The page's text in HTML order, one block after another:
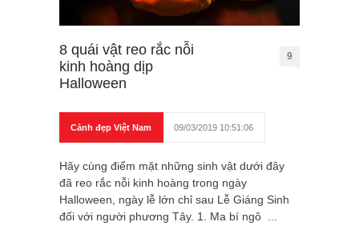
8 quái vật reo rắc nỗi
kinh hoàng dịp
Halloween
9
Cảnh đẹp Việt Nam 09/03/2019 10:51:06
Hãy cùng điểm mặt những sinh vật dưới đây
đã reo rắc nỗi kinh hoàng trong ngày
Halloween, ngày lễ lớn chỉ sau Lễ Giáng Sinh
đối với người phương Tây. 1. Ma bí ngô ...